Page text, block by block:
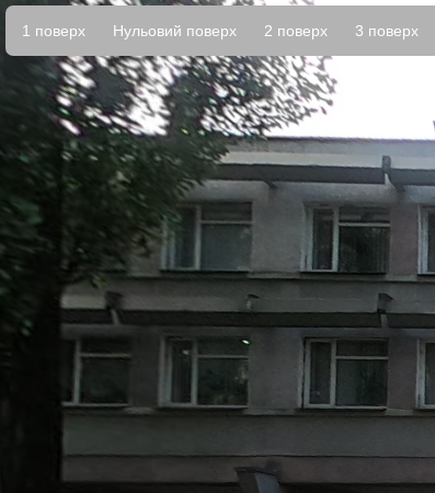
1 поверх Нульовий поверх 2 поверх 3 поверх